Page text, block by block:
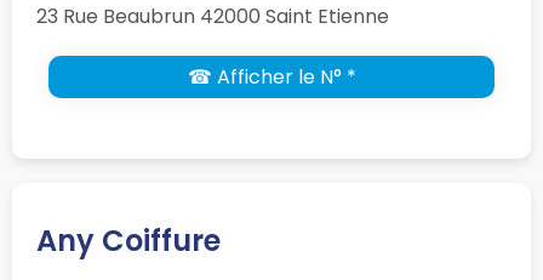
23 Rue Beaubrun 42000 Saint Etienne
☎ Afficher le N° *
Any Coiffure